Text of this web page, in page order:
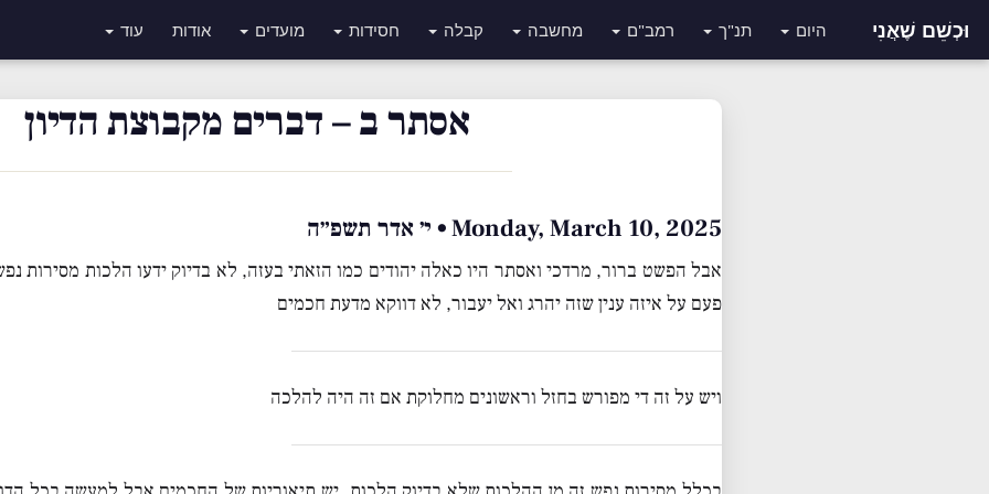
וּכְשֵׁם שֶׁאֲנִי היום תנ"ך רמב"ם מחשבה קבלה חסידות מועדים אודות עוד
אסתר ב – דברים מקבוצת הדיון
Monday, March 10, 2025 • י׳ אדר תשפ״ה
אבל הפשט ברור, מרדכי ואסתר היו כאלה יהודים כמו הזאתי בעזה, לא בדיוק ידעו הלכות מסירות
פעם על איזה ענין שזה יהרג ואל יעבור, לא דווקא מדעת חכמים
ויש על זה די מפורש בחזל וראשונים מחלוקת אם זה היה להלכה